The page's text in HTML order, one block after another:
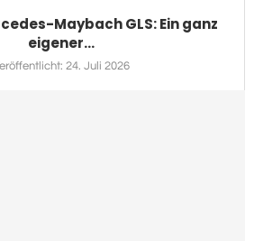
Maybach GLS: Ein ganz
eigener...
24. Juli 2026